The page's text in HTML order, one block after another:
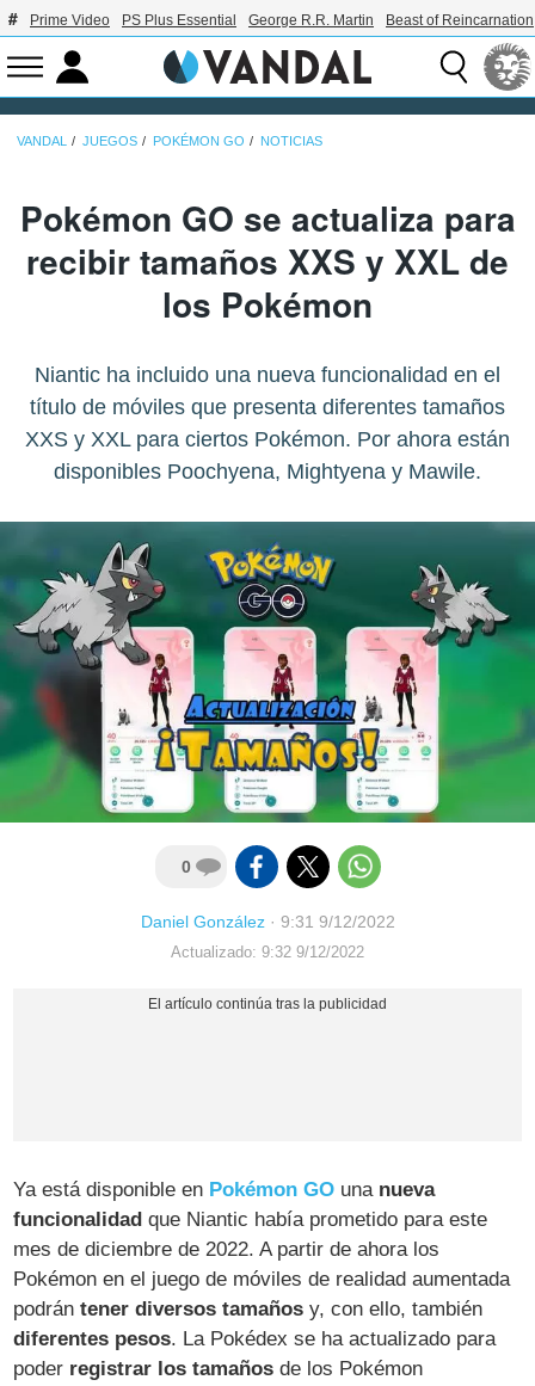
Prime Video PS Plus Essential George R.R. Martin Beast of Reincarnation
VANDAL JUEGOS POKÉMON GO NOTICIAS
Pokémon GO se actualiza para
recibir tamaños XXS y XXL de
los Pokémon
Niantic ha incluido una nueva funcionalidad en el
título de móviles que presenta diferentes tamaños
XXS y XXL para ciertos Pokémon. Por ahora están
disponibles Poochyena, Mightyena y Mawile.
0
Daniel González· 9:31 9/12/2022
Actualizado: 9:32 9/12/2022
Ya está disponible en Pokémon GO una nueva
funcionalidad que Niantic había prometido para este
mes de diciembre de 2022. A partir de ahora los
Pokémon en el juego de móviles de realidad aumentada
podrántener diversos tamaños y, con ello, también
diferentes pesos. La Pokédex se ha actualizado para
poder registrar los tamaños de los Pokémon